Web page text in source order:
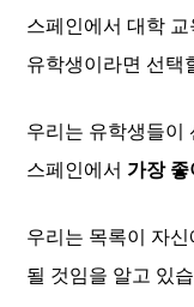
스페인에서 대학
유학생이라면 선택
우리는 유학생들이
스페인에서 가장
우리는 목록이 자
될 것임을 알고 있